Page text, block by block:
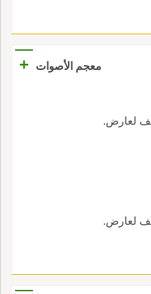
ب العبد لَعَمْري لقد
الصُّبح ظَبي مُصَمَّع
قوله وقد أَغْتَدي قبلَ
زعم أَنه أَراد: قبل أن
وكانوا يتطيَّرُون
وخُلُقه.
معجم الأصوات +
لعارض.
لعارض.